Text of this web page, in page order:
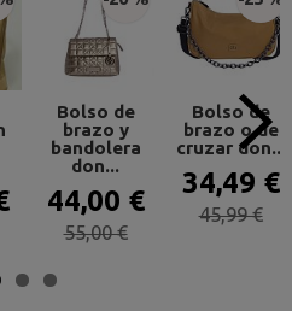
Bolso de
brazo y
bandolera
don...
44,00 €
55,00 €
Bolso de
brazo o de
cruzar don...
34,49 €
45,99 €